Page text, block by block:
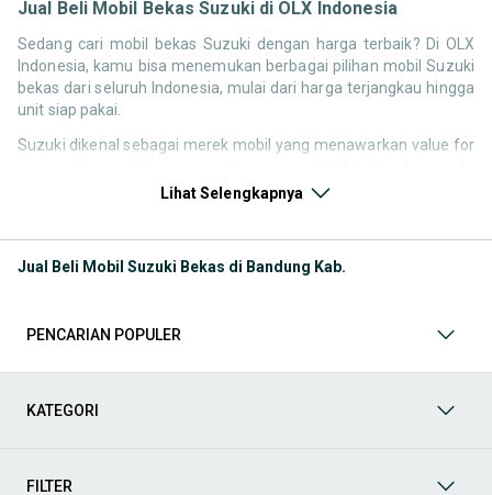
Jual Beli Mobil Bekas Suzuki di OLX Indonesia
Sedang cari mobil bekas Suzuki dengan harga terbaik? Di OLX
Indonesia, kamu bisa menemukan berbagai pilihan mobil Suzuki
bekas dari seluruh Indonesia, mulai dari harga terjangkau hingga
unit siap pakai.
Suzuki dikenal sebagai merek mobil yang menawarkan value for
konsumsi bahan bakar yang efisien. Hal ini membuat pencarian
Melalui halaman ini, kamu bisa membandingkan berbagai listing
Model Mobil Bekas Suzuki yang Paling Banyak Dicari
Beberapa model Suzuki memiliki permintaan tinggi di pasar
Mobil keluarga dan MPV
Lihat Selengkapnya
Jual Beli Mobil Suzuki Bekas di Bandung Kab.
PENCARIAN POPULER
KATEGORI
FILTER